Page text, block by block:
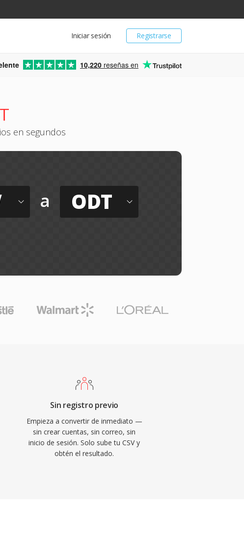
Registrarse
Iniciar sesión
10,220 reseñas en
en segundos
a ODT
Sin registro previo
Empieza a convertir de inmediato —
sin crear cuentas, sin correo, sin
inicio de sesión. Solo sube tu CSV y
obtén el resultado.